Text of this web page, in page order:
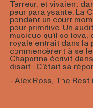
Terreur, et vivaient
peur paralysante. La
pendant un court
peur primitive. Un
musique qu’il se
royale entrait dans la
commencèrent à se
Chaporina écrivit
disait : C’était sa
- Alex Ross, The Rest